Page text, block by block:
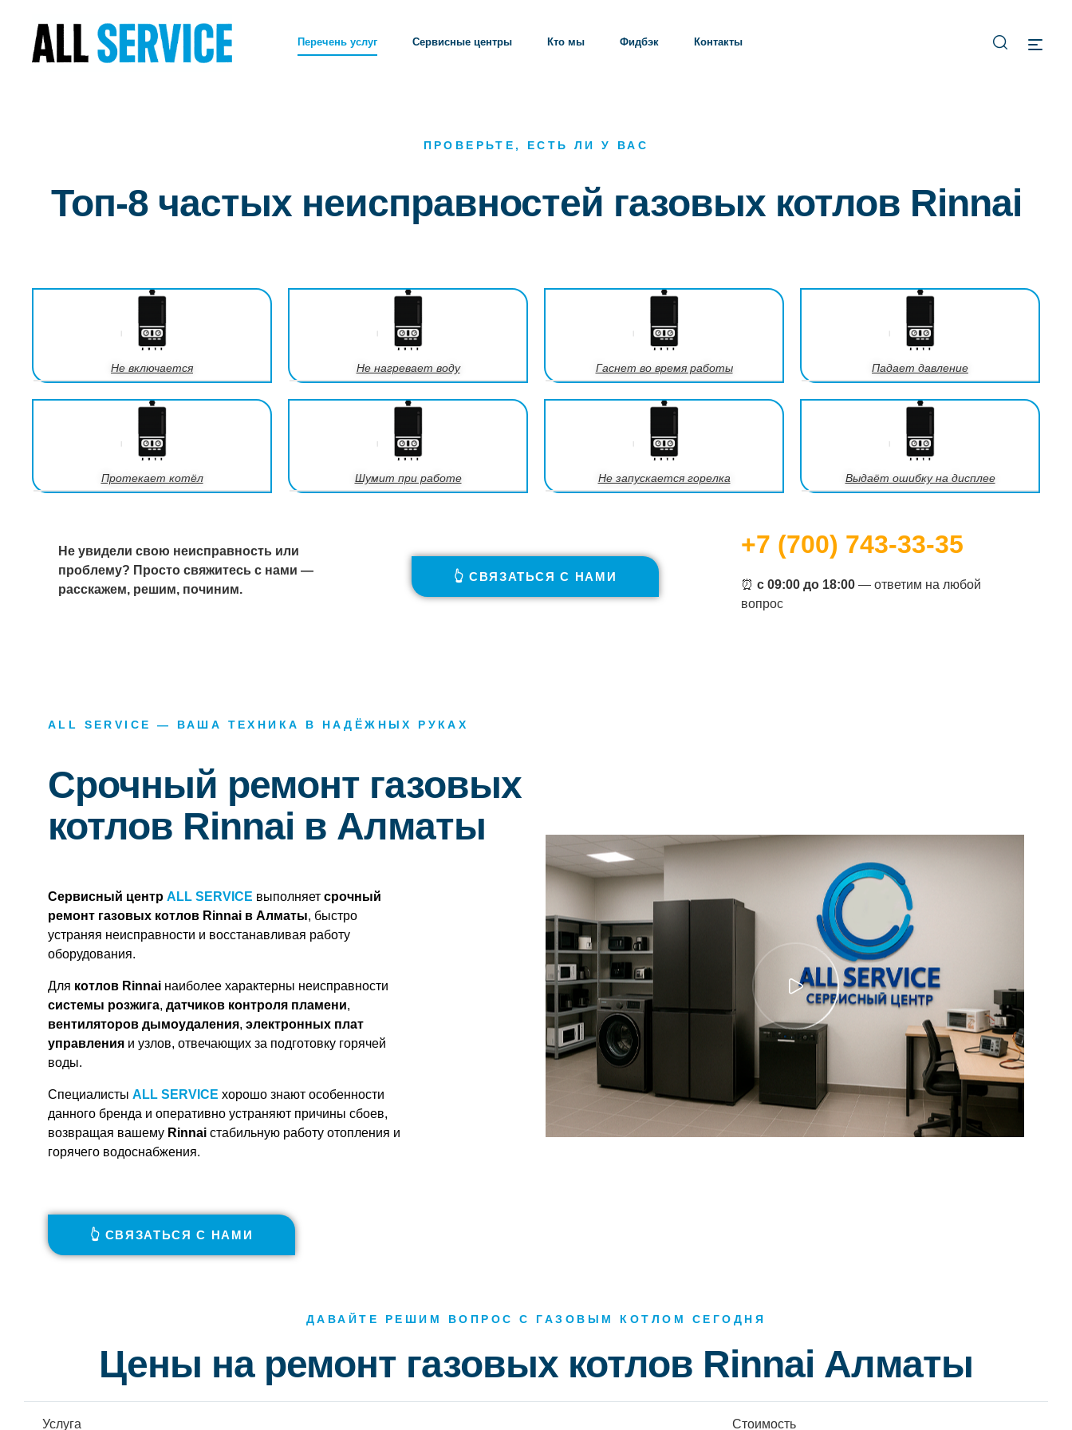
Перечень услуг Сервисные центры Кто мы Фидбэк Контакты
ПРОВЕРЬТЕ, ЕСТЬ ЛИ У ВАС
Топ-8 частых неисправностей газовых котлов Rinnai
Не включается Не нагревает воду Гаснет во время работы Падает давление
Протекает котёл Шумит при работе Не запускается горелка Выдаёт ошибку на дисплее
Не увидели свою неисправность или
проблему? Просто свяжитесь с нами —
расскажем, решим, починим.
👆 СВЯЗАТЬСЯ С НАМИ
+7 (700) 743-33-35
⏰ с 09:00 до 18:00— ответим на любой
вопрос
ALL SERVICE — ВАША ТЕХНИКА В НАДЁЖНЫХ РУКАХ
Срочный ремонт газовых
котлов Rinnai в Алматы
Сервисный центр ALL SERVICE выполняет срочный
ремонт газовых котлов Rinnai в Алматы, быстро
устраняя неисправности и восстанавливая работу
оборудования.
Для котлов Rinnai наиболее характерны неисправности
системы розжига, датчиков контроля пламени,
вентиляторов дымоудаления, электронных плат
управления и узлов, отвечающих за подготовку горячей
воды.
Специалисты ALL SERVICE хорошо знают особенности
данного бренда и оперативно устраняют причины сбоев,
возвращая вашему Rinnai стабильную работу отопления и
горячего водоснабжения.
👆 СВЯЗАТЬСЯ С НАМИ
ДАВАЙТЕ РЕШИМ ВОПРОС С ГАЗОВЫМ КОТЛОМ СЕГОДНЯ
Цены на ремонт газовых котлов Rinnai Алматы
Услуга Стоимость